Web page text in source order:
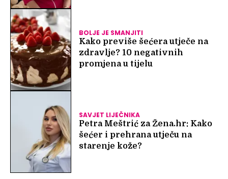
BOLJE JE SMANJITI
Kako previše šećera utječe na
zdravlje? 10 negativnih
promjena u tijelu
SAVJET LIJEČNIKA
Petra Meštrić za Žena.hr: Kako
šećer i prehrana utječu na
starenje kože?